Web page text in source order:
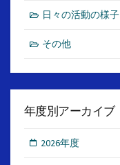
日々の活動の様子
その他
年度別アーカイブ
2026年度